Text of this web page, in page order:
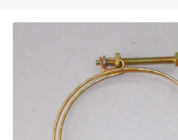
Запчасти на вибротрамбовки
Запчасти на дизельные двигатели
Запчасти на мотоблоки
Запчасти на мотопомпы